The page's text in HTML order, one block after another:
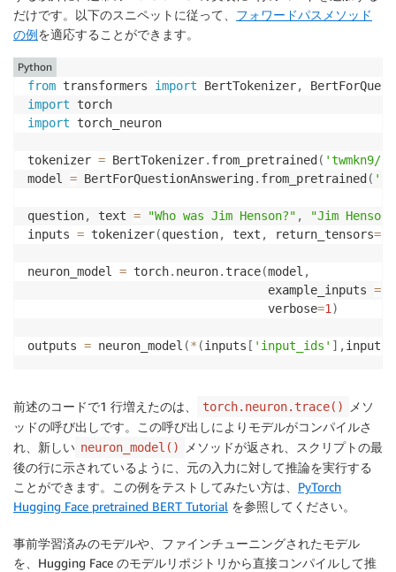
だけです。以下のスニペットに従って、 フォワードパスメソッド
の例を適応することができます。
from transformers import BertTokenizer,
import
import torch_neuron
tokenizer = BertTokenizer. from_pretrained ( 'twmkn9/
model = BertForQuestionAnswering. from_pretrained (
question, text = "Who was Jim Henson?" ,
"Jim
inputs = tokenizer(question, text , return_tensors=
neuron_model = torch. neuron. trace(model ,
                                  example_inputs
=
                                  verbose
=1)
outputs = neuron_model (* (inputs [ 'input_ids' ] ,inputs
Python
前述のコードで1 行増えたのは、 torch.neuron.trace()
メソ
ッドの呼び出しです。この呼び出しによりモデルがコンパイルさ
れ、新しい neuron_model()
メソッドが返され、スクリプトの最
後の行に示されているように、元の入力に対して推論を実行する
ことができます。この例をテストしてみたい方は、 PyTorch
Hugging Face pretrained BERT Tutorial を参照してください。
事前学習済みのモデルや、ファインチューニングされたモデル
を、Hugging Face のモデルリポジトリから直接コンパイルして推